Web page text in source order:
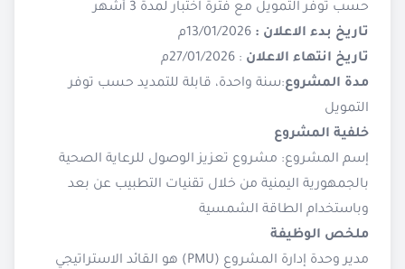
حسب توفر التمويل مع فترة اختبار لمدة 3 أشهر
تاريخ بدء الاعلان :
تاريخ انتهاء الاعلان : 27/01/2026م
مدة المشروع:سنة واحدة، قابلة للتمديد حسب توفر
التمويل
خلفية المشروع
إسم المشروع: مشروع تعزيز الوصول للرعاية الصحية
بالجمهورية اليمنية من خلال تقنيات التطبيب عن بعد
وباستخدام الطاقة الشمسية
ملخص الوظيفة
مدير وحدة إدارة المشروع (PMU) هو القائد الاستراتيجي